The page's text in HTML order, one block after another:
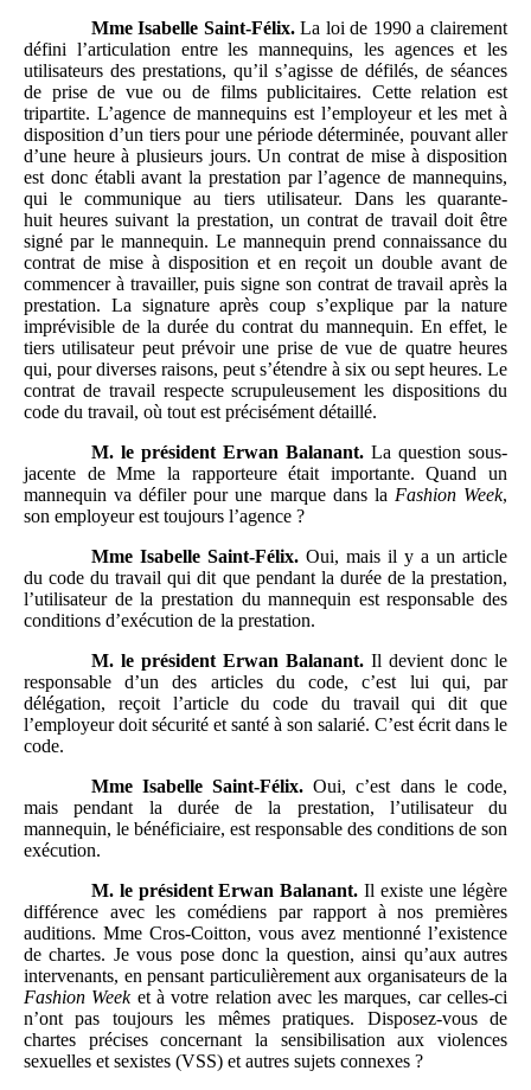
Mme Isabelle Saint-Félix.La loi de 1990 a clairement
défini l’articulation entre les mannequins, les agences et les
utilisateurs des prestations, qu’il s’agisse de défilés, de séances
de prise de vue ou de films publicitaires. Cette relation est
tripartite. L’agence de mannequins est l’employeur et les met à
disposition d’un tiers pour une période déterminée, pouvant aller
d’une heure à plusieurs jours. Un contrat de mise à disposition
est donc établi avant la prestation par l’agence de mannequins,
qui le communique au tiers utilisateur. Dans les quarante-
huit heures suivant la prestation, un contrat de travail doit être
signé par le mannequin. Le mannequin prend connaissance du
contrat de mise à disposition et en reçoit un double avant de
commencer à travailler, puis signe son contrat de travail après la
prestation. La signature après coup s’explique par la nature
imprévisible de la durée du contrat du mannequin. En effet, le
tiers utilisateur peut prévoir une prise de vue de quatre heures
qui, pour diverses raisons, peut s’étendre à six ou sept heures. Le
contrat de travail respecte scrupuleusement les dispositions du
code du travail, où tout est précisément détaillé.
M. le président Erwan Balanant.La question sous-
jacente de Mme la rapporteure était importante. Quand un
mannequin va défiler pour une marque dans la Fashion Week,
son employeur est toujours l’agence ?
Mme Isabelle Saint-Félix.Oui, mais il y a un article
du code du travail qui dit que pendant la durée de la prestation,
l’utilisateur de la prestation du mannequin est responsable des
conditions d’exécution de la prestation.
M. le président Erwan Balanant.Il devient donc le
responsable d’un des articles du code, c’est lui qui, par
délégation, reçoit l’article du code du travail qui dit que
l’employeur doit sécurité et santé à son salarié. C’est écrit dans le
code.
Mme Isabelle Saint-Félix. Oui, c’est dans le code,
mais pendant la durée de la prestation, l’utilisateur du
mannequin, le bénéficiaire, est responsable des conditions de son
exécution.
M. le président Erwan Balanant. Il existe une légère
différence avec les comédiens par rapport à nos premières
auditions. Mme Cros-Coitton, vous avez mentionné l’existence
de chartes. Je vous pose donc la question, ainsi qu’aux autres
intervenants, en pensant particulièrement aux organisateurs de la
Fashion Weeket à votre relation avec les marques, car celles-ci
n’ont pas toujours les mêmes pratiques. Disposez-vous de
chartes précises concernant la sensibilisation aux violences
sexuelles et sexistes (VSS) et autres sujets connexes ?